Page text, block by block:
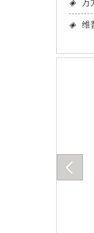
◈ 万
◈ 维